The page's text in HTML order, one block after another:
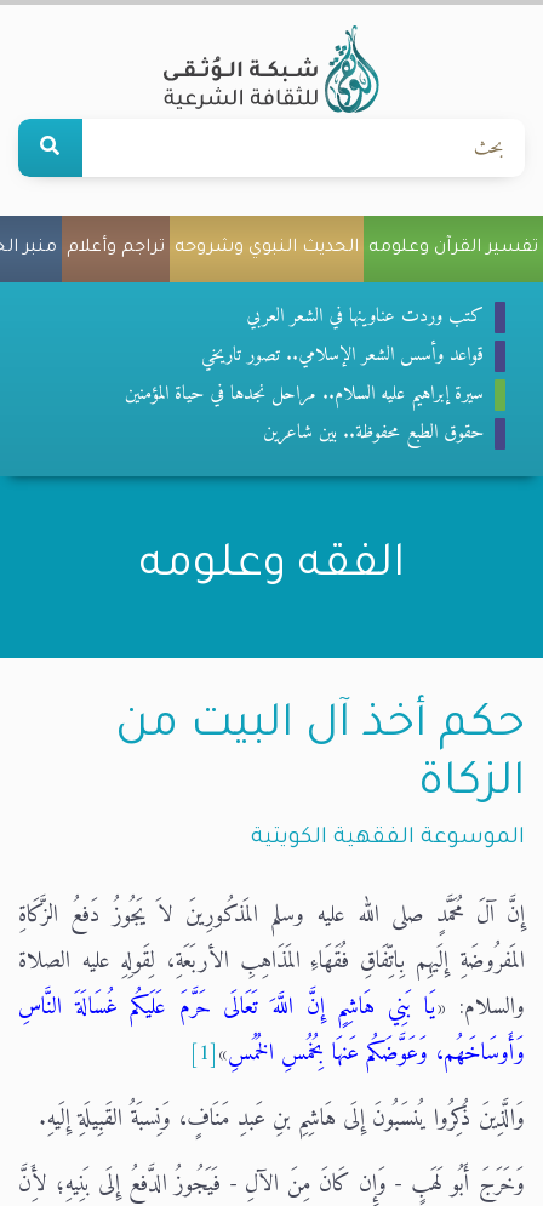
تفسير القرآن وعلومه الحديث النبوي وشروحه تراجم وأعلام منبر
كتب وردت عناوينها في الشعر العربي
قواعد وأسس الشعر الإسلامي.. تصور تاريخي
سيرة إبراهيم عليه السلام.. مراحل نجدها في حياة المؤمنين
حقوق الطبع محفوظة.. بين شاعرين
الفقه وعلومه
حكم أخذ آل البيت من
الزكاة
الموسوعة الفقهية الكويتية
إِنَّ آلَ مُحَمَّدٍ صلى الله عليه وسلم المَذكُورِينَ لاَ يَجُوزُ دَفعُ الزَّكَاةِ
المَفرُوضَةِ إِلَيهِم بِاتِّفَاقِ فُقَهَاءِ المَذَاهِبِ الأربَعَةِ، لِقَولِهِ عليه الصلاة
والسلام: «يَا بَنِي هَاشِمٍ إِنَّ اللَّهَ تَعَالَى حَرَّمَ عَلَيكُم غُسَالَةَ النَّاسِ
وَأَوسَاخَهُم، وَعَوَّضَكُم عَنهَا بِخُمُسِ الخُمُسِ»
[1]
وَالَّذِينَ ذُكِرُوا يُنسَبُونَ إِلَى هَاشِمِ بنِ عَبدِ مَنَافٍ، وَنِسبَةُ القَبِيلَةِ إِلَيهِ.
وَخَرَجَ أَبُو لَهَبٍ - وَإِن كَانَ مِنَ الآلِ - فَيَجُوزُ الدَّفعُ إِلَى بَنِيهِ؛ لأَِنَّ